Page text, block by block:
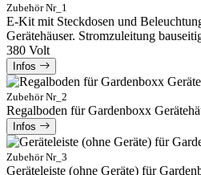
Zubehör Nr_1
E-Kit mit Steckdosen und
Gerätehäuser. Stromzuleitung
380 Volt
Infos
Zubehör Nr_2
Regalboden für Gardenboxx
Infos
Zubehör Nr_3
Geräteleiste (ohne Geräte) für